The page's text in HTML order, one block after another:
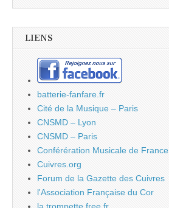
LIENS
batterie-fanfare.fr
Cité de la Musique – Paris
CNSMD – Lyon
CNSMD – Paris
Conférération Musicale de France
Cuivres.org
Forum de la Gazette des Cuivres
l'Association Française du Cor